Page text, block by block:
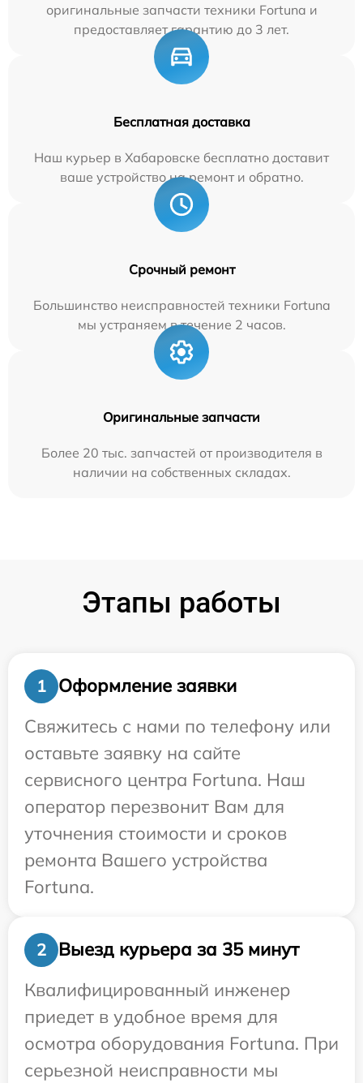
оригинальные запчасти техники Fortuna и
предоставляет гарантию до 3 лет.
Бесплатная доставка
Наш курьер в Хабаровске бесплатно доставит
ваше устройство на ремонт и обратно.
Срочный ремонт
Большинство неисправностей техники Fortuna
мы устраняем в течение 2 часов.
Оригинальные запчасти
Более 20 тыс. запчастей от производителя в
наличии на собственных складах.
Этапы работы
1
Оформление заявки
Свяжитесь с нами по телефону или
оставьте заявку на сайте
сервисного центра Fortuna. Наш
оператор перезвонит Вам для
уточнения стоимости и сроков
ремонта Вашего устройства
Fortuna.
2
Выезд курьера за 35 минут
Квалифицированный инженер
приедет в удобное время для
осмотра оборудования Fortuna. При
серьезной неисправности мы